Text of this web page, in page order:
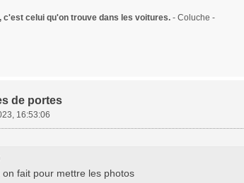
c'est celui qu'on trouve dans les voitures. - Coluche -
de portes
16:53:06
fait pour mettre les photos